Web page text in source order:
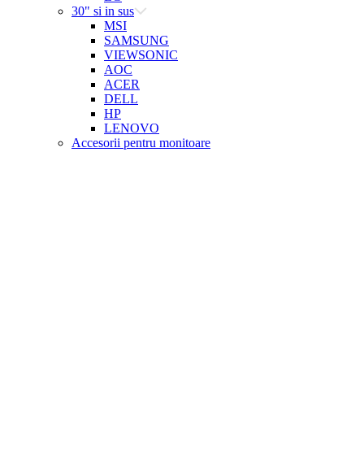
30" si in sus
MSI
SAMSUNG
VIEWSONIC
AOC
ACER
DELL
HP
LENOVO
Accesorii pentru monitoare